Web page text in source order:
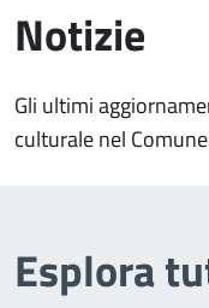
Notizie
Gli ultimi
culturale nel
Esplora